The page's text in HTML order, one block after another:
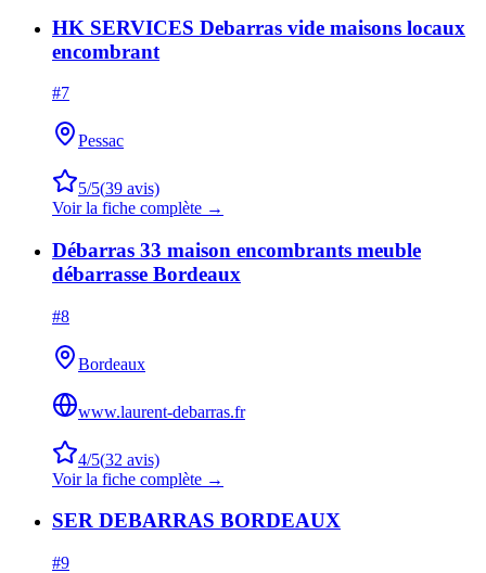
HK SERVICES Debarras vide maisons locaux
encombrant
#7
Pessac
5/5(39 avis)
Voir la fiche complète →
Débarras 33 maison encombrants meuble
débarrasse Bordeaux
#8
Bordeaux
www.laurent-debarras.fr
4/5(32 avis)
Voir la fiche complète →
SER DEBARRAS BORDEAUX
#9